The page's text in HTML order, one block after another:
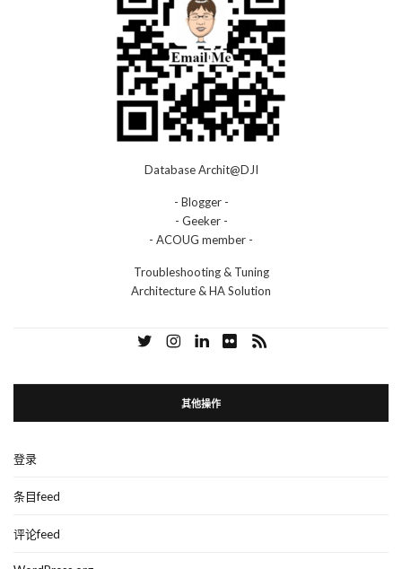
Database Archit@DJI
- Blogger -
- Geeker -
- ACOUG member -
Troubleshooting & Tuning
Architecture & HA Solution
其他操作
登录
条目feed
评论feed